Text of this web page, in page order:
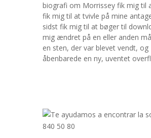
biografi om Morrissey fik mig til
fik mig til at tvivle på mine
sidst fik mig til at bøger til
mig ændret på en eller anden
en sten, der var blevet vendt, og
åbenbarede en ny, uventet